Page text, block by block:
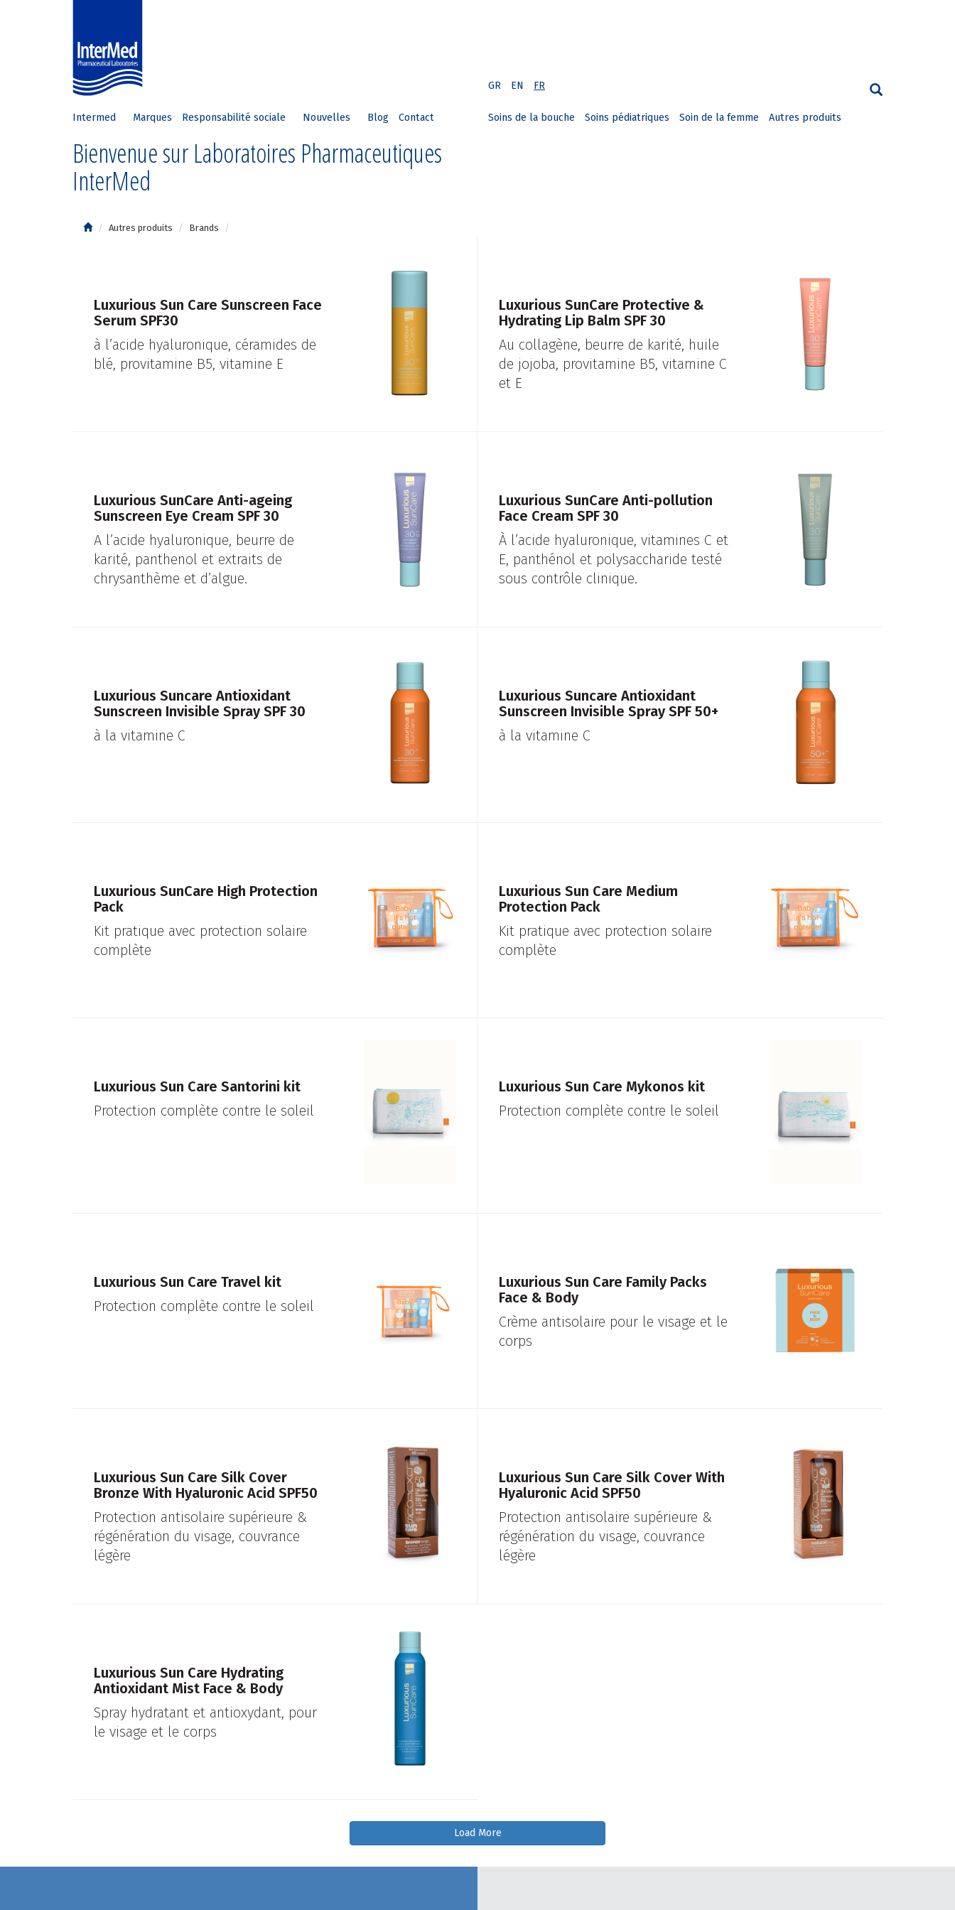
GR EN FR
Intermed Marques Responsabilité sociale Nouvelles Blog Contact
Bienvenue sur Laboratoires Pharmaceutiques
InterMed
Soins de la bouche Soins pédiatriques Soin de la femme Autres produits
Autres produits Brands
Luxurious Sun Care Sunscreen Face
Serum SPF30
à l’acide hyaluronique, céramides de
blé, provitamine B5, vitamine E
Luxurious SunCare Protective &
Hydrating Lip Balm SPF 30
Au collagène, beurre de karité, huile
de jojoba, provitamine B5, vitamine C
et E
Luxurious SunCare Anti-ageing
Sunscreen Eye Cream SPF 30
A l’acide hyaluronique, beurre de
karité, panthenol et extraits de
chrysanthème et d’algue.
Luxurious SunCare Anti-pollution
Face Cream SPF 30
À l’acide hyaluronique, vitamines C et
E, panthénol et polysaccharide testé
sous contrôle clinique.
Luxurious Suncare Antioxidant
Sunscreen Invisible Spray SPF 30
à la vitamine C
Luxurious Suncare Antioxidant
Sunscreen Invisible Spray SPF 50+
à la vitamine C
Luxurious SunCare High Protection
Pack
Kit pratique avec protection solaire
complète
Luxurious Sun Care Medium
Protection Pack
Kit pratique avec protection solaire
complète
Luxurious Sun Care Santorini kit
Protection complète contre le soleil
Luxurious Sun Care Mykonos kit
Protection complète contre le soleil
Luxurious Sun Care Travel kit
Protection complète contre le soleil
Luxurious Sun Care Family Packs
Face & Body
Crème antisolaire pour le visage et le
corps
Luxurious Sun Care Silk Cover
Bronze With Hyaluronic Acid SPF50
Protection antisolaire supérieure &
régénération du visage, couvrance
légère
Luxurious Sun Care Silk Cover With
Hyaluronic Acid SPF50
Protection antisolaire supérieure &
régénération du visage, couvrance
légère
Luxurious Sun Care Hydrating
Antioxidant Mist Face & Body
Spray hydratant et antioxydant, pour
le visage et le corps
Load More